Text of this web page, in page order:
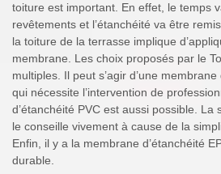
toiture est important. En effet, le temps
revêtements et l’étanchéité va être
la toiture de la terrasse implique
membrane. Les choix proposés par le
multiples. Il peut s’agir d’une
qui nécessite l’intervention de
d’étanchéité PVC est aussi possible. La
le conseille vivement à cause de la
Enfin, il y a la membrane d’étanchéité
durable.